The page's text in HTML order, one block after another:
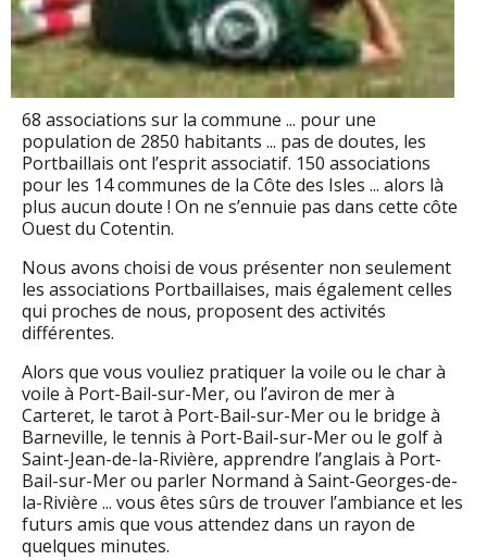
68 associations sur la commune ... pour une
population de 2850 habitants ... pas de doutes, les
Portbaillais ont l’esprit associatif. 150 associations
pour les 14 communes de la Côte des Isles ... alors là
plus aucun doute ! On ne s’ennuie pas dans cette côte
Ouest du Cotentin.
Nous avons choisi de vous présenter non seulement
les associations Portbaillaises, mais également celles
qui proches de nous, proposent des activités
différentes.
Alors que vous vouliez pratiquer la voile ou le char à
voile à Port-Bail-sur-Mer, ou l’aviron de mer à
Carteret, le tarot à Port-Bail-sur-Mer ou le bridge à
Barneville, le tennis à Port-Bail-sur-Mer ou le golf à
Saint-Jean-de-la-Rivière, apprendre l’anglais à Port-
Bail-sur-Mer ou parler Normand à Saint-Georges-de-
la-Rivière ... vous êtes sûrs de trouver l’ambiance et les
futurs amis que vous attendez dans un rayon de
quelques minutes.